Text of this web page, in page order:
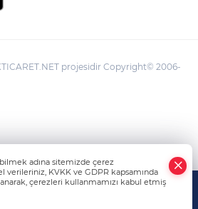
projesidir Copyright© 2006-
adına sitemizde çerez
verileriniz, KVKK ve GDPR kapsamında
çerezleri kullanmamızı kabul etmiş